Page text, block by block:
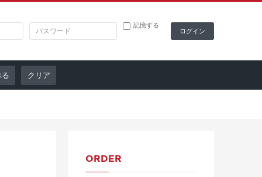
記憶する
クリア
ORDER